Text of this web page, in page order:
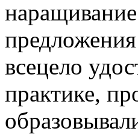
всецело
практике,